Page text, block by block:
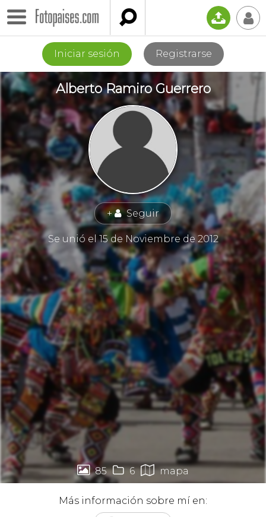
 📤 👤
Iniciar sesión Registrarse
Alberto Ramiro Guerrero
+👤 Seguir
Se unió el 15 de Noviembre de 2012
 85  6  mapa
Más información sobre mí en: